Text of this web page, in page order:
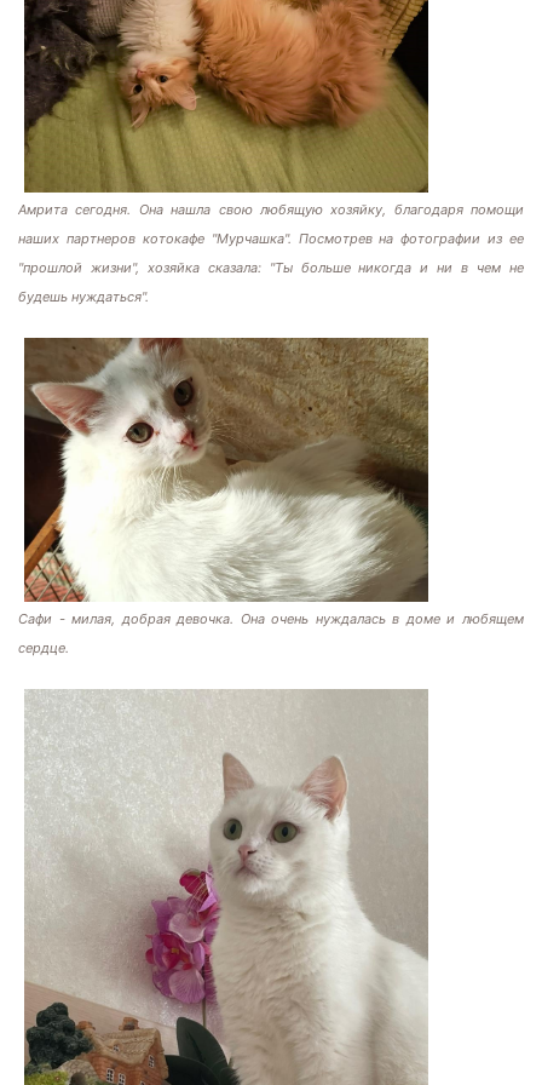
Амрита сегодня. Она нашла свою любящую хозяйку, благодаря помощи
наших партнеров котокафе "Мурчашка". Посмотрев на фотографии из ее
"прошлой жизни", хозяйка сказала: "Ты больше никогда и ни в чем не
будешь нуждаться".
Сафи - милая, добрая девочка. Она очень нуждалась в доме и любящем
сердце.